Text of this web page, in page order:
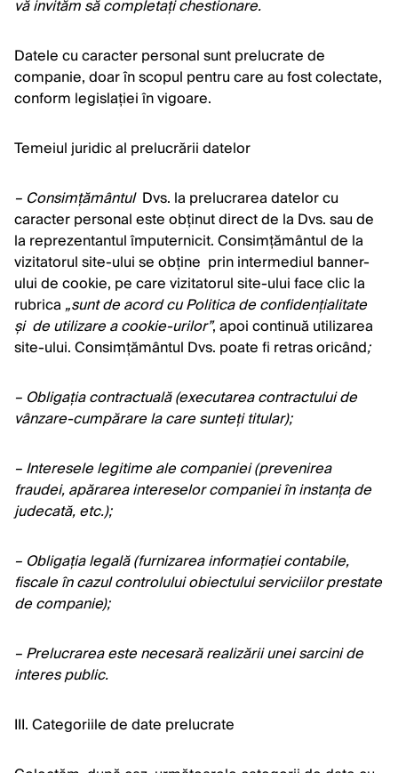
vă invităm să completați chestionare.
Datele cu caracter personal sunt prelucrate de
companie, doar în scopul pentru care au fost colectate,
conform legislației în vigoare.
Temeiul juridic al prelucrării datelor
– Consimțământul Dvs. la prelucrarea datelor cu
caracter personal este obținut direct de la Dvs. sau de
la reprezentantul împuternicit. Consimțământul de la
vizitatorul site-ului se obține prin intermediul banner-
ului de cookie, pe care vizitatorul site-ului face clic la
rubrica„sunt de acord cu Politica de confidențialitate
și de utilizare a cookie-urilor”, apoi continuă utilizarea
site-ului. Consimțământul Dvs. poate fi retras oricând;
– Obligația contractuală (executarea contractului de
vânzare-cumpărare la care sunteți titular);
– Interesele legitime ale companiei (prevenirea
fraudei, apărarea intereselor companiei în instanța de
judecată, etc.);
– Obligația legală (furnizarea informației contabile,
fiscale în cazul controlului obiectului serviciilor prestate
de companie);
– Prelucrarea este necesară realizării unei sarcini de
interes public.
III. Categoriile de date prelucrate